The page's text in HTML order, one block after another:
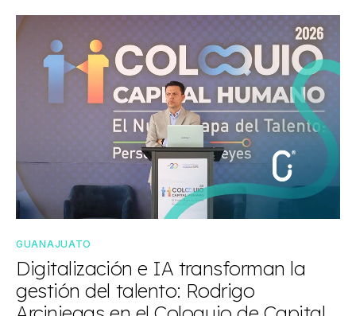
GUANAJUATO
Digitalización e IA transforman la
gestión del talento: Rodrigo